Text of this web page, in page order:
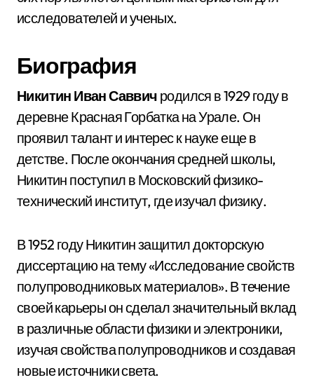
исследователей и ученых.
Биография
Никитин Иван Саввич родился в 1929 году в
деревне Красная Горбатка на Урале. Он
проявил талант и интерес к науке еще в
детстве. После окончания средней школы,
Никитин поступил в Московский физико-
технический институт, где изучал физику.
В 1952 году Никитин защитил докторскую
диссертацию на тему «Исследование свойств
полупроводниковых материалов». В течение
своей карьеры он сделал значительный вклад
в различные области физики и электроники,
изучая свойства полупроводников и создавая
новые источники света.